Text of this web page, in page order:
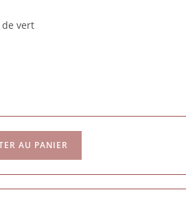
de vert
AU PANIER